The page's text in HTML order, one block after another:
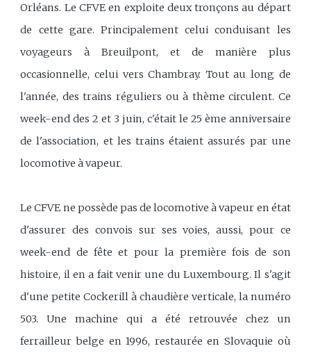
Orléans. Le CFVE en exploite deux tronçons au départ
de cette gare. Principalement celui conduisant les
voyageurs à Breuilpont, et de manière plus
occasionnelle, celui vers Chambray. Tout au long de
l'année, des trains réguliers ou à thème circulent. Ce
week-end des 2 et 3 juin, c'était le 25 ème anniversaire
de l'association, et les trains étaient assurés par une
locomotive à vapeur.
Le CFVE ne possède pas de locomotive à vapeur en état
d'assurer des convois sur ses voies, aussi, pour ce
week-end de fête et pour la première fois de son
histoire, il en a fait venir une du Luxembourg. Il s'agit
d'une petite Cockerill à chaudière verticale, la numéro
503. Une machine qui a été retrouvée chez un
ferrailleur belge en 1996, restaurée en Slovaquie où